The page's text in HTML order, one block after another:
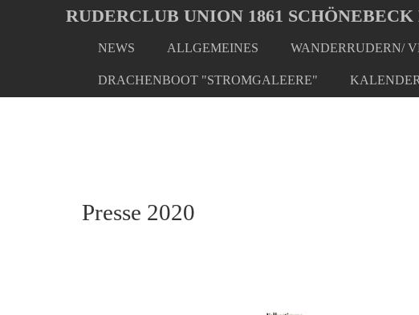
Oops, an error occurred! Code: 202608071658549b44fdd9
main
RUDERCLUB UNION 1861 SCHÖNEBECK
NEWS ALLGEMEINES WANDERRUDERN/
DRACHENBOOT "STROMGALEERE" KALENDER
here:
Presse 2020